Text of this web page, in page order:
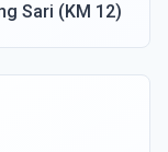
Sari (KM 12)